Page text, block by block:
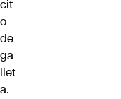
cit
o
de
ga
llet
a.